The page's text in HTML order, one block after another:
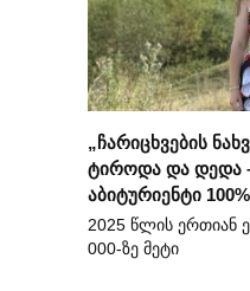
„ჩარიცხვების
ტიროდა და დედა
აბიტურიენტი
2025 წლის ერთიან
000-ზე მეტი